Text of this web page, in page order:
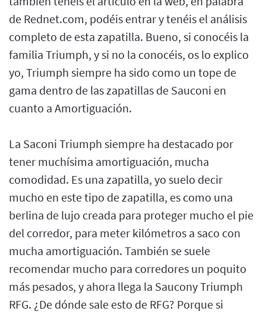
de Rednet.com, podéis entrar y tenéis el análisis
completo de esta zapatilla. Bueno, si conocéis la
familia Triumph, y si no la conocéis, os lo explico
yo, Triumph siempre ha sido como un tope de
gama dentro de las zapatillas de Sauconi en
cuanto a Amortiguación.
La Saconi Triumph siempre ha destacado por
tener muchísima amortiguación, mucha
comodidad. Es una zapatilla, yo suelo decir
mucho en este tipo de zapatilla, es como una
berlina de lujo creada para proteger mucho el pie
del corredor, para meter kilómetros a saco con
mucha amortiguación. También se suele
recomendar mucho para corredores un poquito
más pesados, y ahora llega la Saucony Triumph
RFG. ¿De dónde sale esto de RFG? Porque si